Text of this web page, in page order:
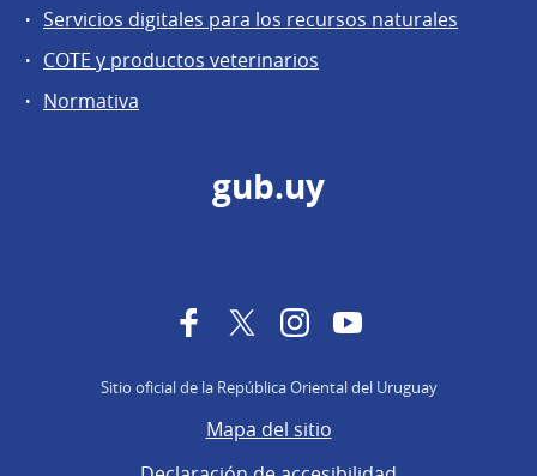
Servicios digitales para los recursos naturales
COTE y productos veterinarios
Normativa
gub.uy
FacebookTwitterInstagramYouTube
Sitio oficial de la República Oriental del Uruguay
Mapa del sitio